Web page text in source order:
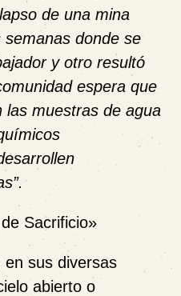
de una mina
donde se
y otro resultó
espera que
muestras de agua
Sacrificio»
sus diversas
abierto o